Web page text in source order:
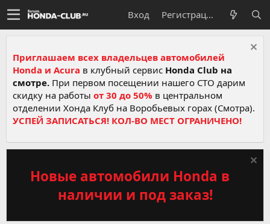
Вход Регистрация
Приглашаем всех владельцев автомобилей
Honda и Acura в клубный сервис Honda Club на
смотре. При первом посещении нашего СТО дарим
скидку на работы от 30 до 50% в центральном
отделении Хонда Клуб на Воробьевых горах (Смотра).
УСПЕЙ ЗАПИСАТЬСЯ! КОЛ-ВО МЕСТ ОГРАНИЧЕНО!
Новые автомобили Honda в
наличии и под заказ!